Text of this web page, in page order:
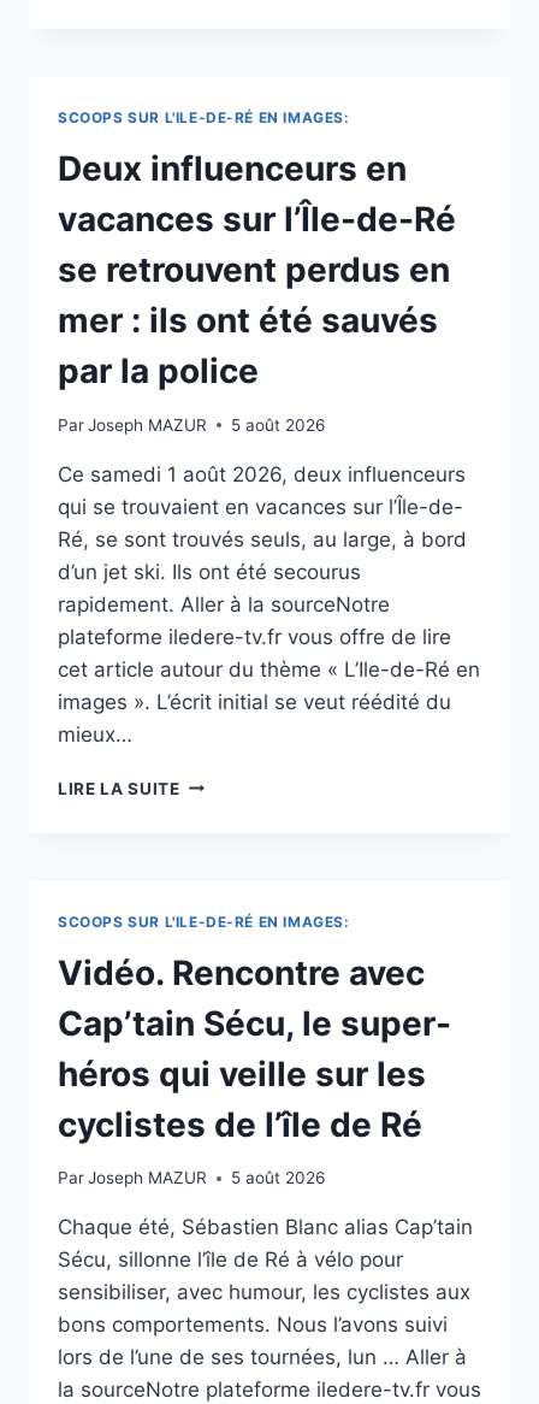
MIEUX
CONNAÎTRE
OISEAUX
PORTES-
RÉ
SCOOPS SUR L'ILE-DE-RÉ EN IMAGES:
Deux influenceurs en
vacances sur l’Île-de-Ré
se retrouvent perdus en
mer : ils ont été sauvés
par la police
ParJoseph MAZUR 5 août 2026
Ce samedi 1 août 2026, deux influenceurs
qui se trouvaient en vacances sur l’Île-de-
Ré, se sont trouvés seuls, au large, à bord
d’un jet ski. Ils ont été secourus
rapidement. Aller à la sourceNotre
plateforme iledere-tv.fr vous offre de lire
cet article autour du thème « L’Ile-de-Ré en
images ». L’écrit initial se veut réédité du
mieux…
LIRE LA SUITEDEUX
RÉ
SE
RETROUVENT
PERDUS
EN
MER
ILS
ÉTÉ
PAR
LA
POLICE
SCOOPS SUR L'ILE-DE-RÉ EN IMAGES:
Vidéo. Rencontre avec
Cap’tain Sécu, le super-
héros qui veille sur les
cyclistes de l’île de Ré
ParJoseph MAZUR 5 août 2026
Chaque été, Sébastien Blanc alias Cap’tain
Sécu, sillonne l’île de Ré à vélo pour
sensibiliser, avec humour, les cyclistes aux
bons comportements. Nous l’avons suivi
lors de l’une de ses tournées, lun … Aller à
la sourceNotre plateforme iledere-tv.fr vous